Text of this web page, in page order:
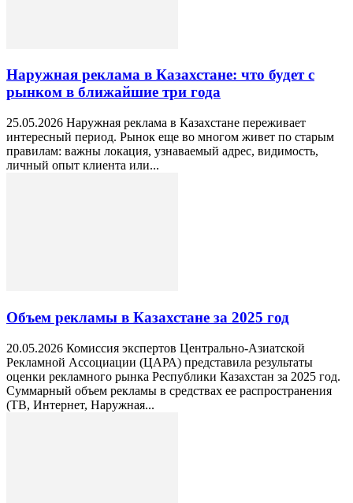
Наружная реклама в Казахстане: что будет с
рынком в ближайшие три года
25.05.2026 Наружная реклама в Казахстане переживает
интересный период. Рынок еще во многом живет по старым
правилам: важны локация, узнаваемый адрес, видимость,
личный опыт клиента или...
Объем рекламы в Казахстане за 2025 год
20.05.2026 Комиссия экспертов Центрально-Азиатской
Рекламной Ассоциации (ЦАРА) представила результаты
оценки рекламного рынка Республики Казахстан за 2025 год.
Суммарный объем рекламы в средствах ее распространения
(ТВ, Интернет, Наружная...